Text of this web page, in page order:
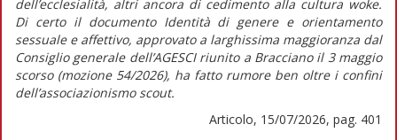
dell’ecclesialità, altri ancora di cedimento alla cultura woke.
Di certo il documento Identità di genere e orientamento
sessuale e affettivo, approvato a larghissima maggioranza dal
Consiglio generale dell’AGESCI riunito a Bracciano il 3 maggio
scorso (mozione 54/2026), ha fatto rumore ben oltre i confini
dell’associazionismo scout.
Articolo, 15/07/2026, pag. 401